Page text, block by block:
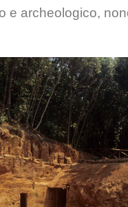
e archeologico,